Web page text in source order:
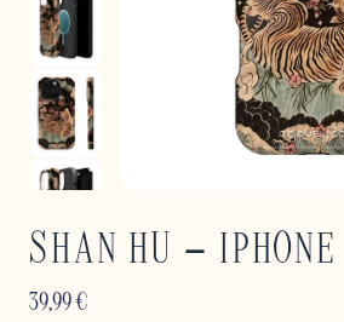
SHAN HU – IPHONE
39,99€